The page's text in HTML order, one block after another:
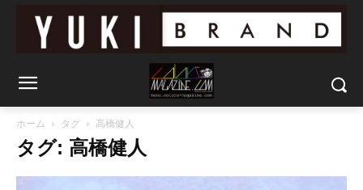
ホーム タグ 高橋健人
タグ: 高橋健人